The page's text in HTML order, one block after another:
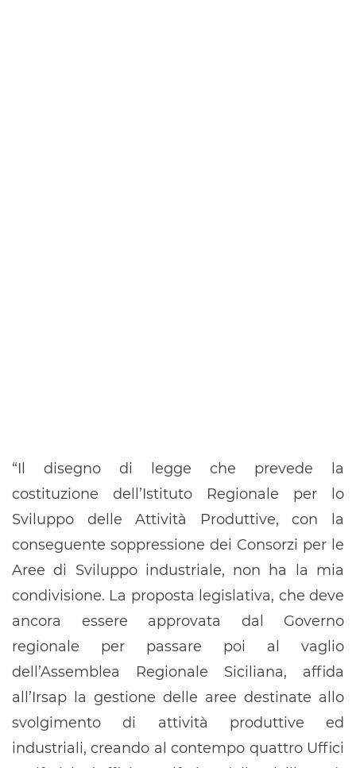
“Il disegno di legge che prevede la
costituzione dell’Istituto Regionale per lo
Sviluppo delle Attività Produttive, con la
conseguente soppressione dei Consorzi per le
Aree di Sviluppo industriale, non ha la mia
condivisione. La proposta legislativa, che deve
ancora essere approvata dal Governo
regionale per passare poi al vaglio
dell’Assemblea Regionale Siciliana, affida
all’Irsap la gestione delle aree destinate allo
svolgimento di attività produttive ed
industriali, creando al contempo quattro Uffici